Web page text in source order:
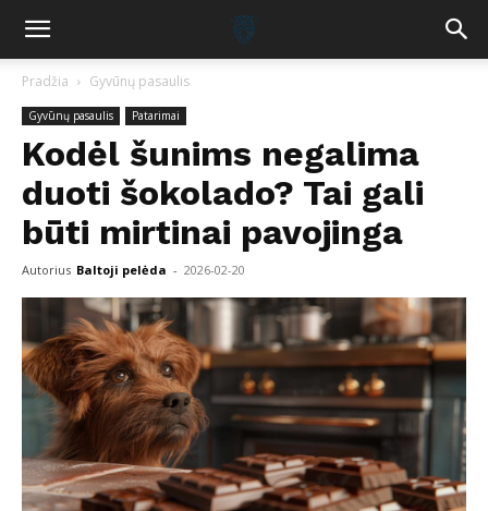
Pradžia Gyvūnų pasaulis
Gyvūnų pasaulis Patarimai
Kodėl šunims negalima
duoti šokolado? Tai gali
būti mirtinai pavojinga
Autorius Baltoji pelėda - 2026-02-20